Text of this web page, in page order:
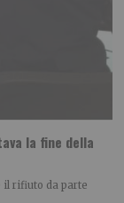
la fine della
il rifiuto da parte